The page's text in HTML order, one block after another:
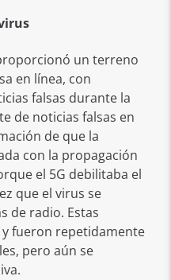
un terreno
en línea, con
falsas durante la
de noticias falsas en
de que la
con la propagación
el 5G debilitaba el
que el virus se
de radio. Estas
fueron repetidamente
pero aún se